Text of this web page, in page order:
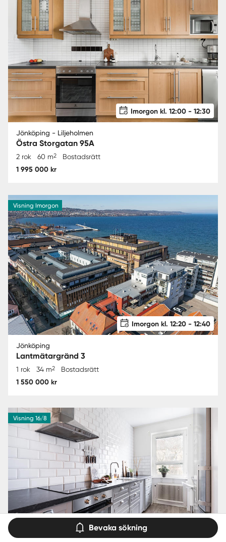
Imorgon kl. 12:00 - 12:30
Jönköping - Liljeholmen
Östra Storgatan 95A
2 rok 60 m2 Bostadsrätt
1 995 000 kr
Visning Imorgon
Imorgon kl. 12:20 - 12:40
Jönköping
Lantmätargränd 3
1 rok 34 m2 Bostadsrätt
1 550 000 kr
Visning 16/8
Bevaka sökning